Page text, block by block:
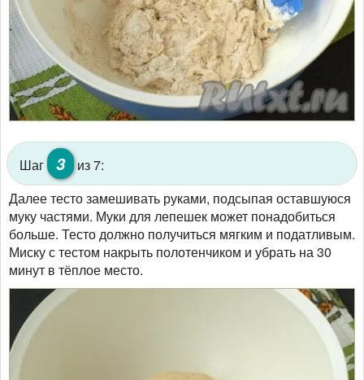
Шаг 3
из 7:
Далее тесто замешивать руками, подсыпая оставшуюся
муку частями. Муки для лепешек может понадобиться
больше. Тесто должно получиться мягким и податливым.
Миску с тестом накрыть полотенчиком и убрать на 30
минут в тёплое место.